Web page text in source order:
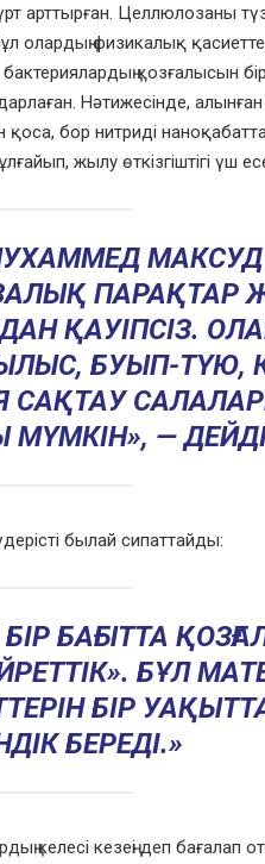
арттырған. Целлюлозаны
физикалық
қозғалысын
Нәтижесінде,
қоса, бор нитриді
жылу өткізгіштігі үш
ПАРАҚТАР
ҚАУІПСІЗ.
БУЫП-ТҮЮ,
САҚТАУ
—
былай сипаттайды:
БАҒЫТТА
БҰЛ
БІР
БЕРЕДІ.»
келесі кезеңі деп бағалап